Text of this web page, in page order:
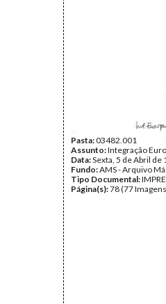
Pasta:03482.001
Assunto:Integração
Data:Sexta, 5 de Abril de
Fundo:AMS - Arquivo
Tipo Documental:
Página(s):78 (77